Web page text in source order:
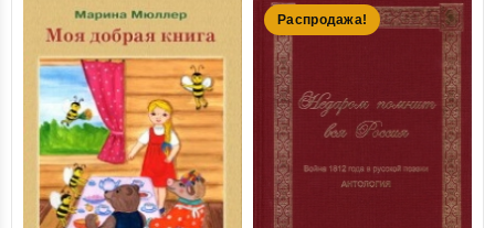
Распродажа!